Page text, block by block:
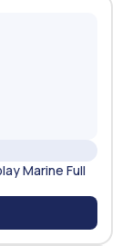
Marine Full